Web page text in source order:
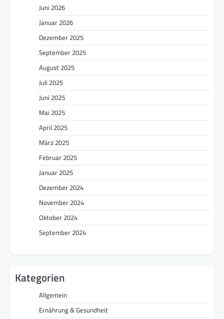
Juni 2026
Januar 2026
Dezember 2025
September 2025
August 2025
Juli 2025
Juni 2025
Mai 2025
April 2025
März 2025
Februar 2025
Januar 2025
Dezember 2024
November 2024
Oktober 2024
September 2024
Kategorien
Allgemein
Ernährung & Gesundheit